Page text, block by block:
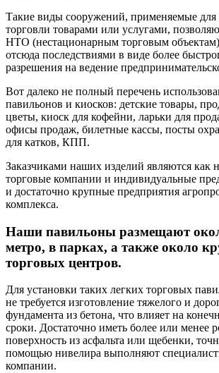
Такие виды сооружений, применяемые для
торговли товарами или услугами,
НТО (нестационарным торговым
отсюда последствиями в виде более
разрешения на ведение
Вот далеко не полный перечень
павильонов и киосков: детские товары,
цветы, киоск для кофейни, ларьки для
офисы продаж, билетные кассы, посты
для катков, КПП.
Заказчиками наших изделий являются как
торговые компании и индивидуальные
и достаточно крупные предприятия
комплекса.
Наши павильоны размещают
метро, в парках, а также около
торговых центров.
Для установки таких легких торговых
не требуется изготовление тяжелого и
фундамента из бетона, что влияет на
сроки. Достаточно иметь более или менее
поверхность из асфальта или щебенки,
помощью нивелира выполняют
компании.